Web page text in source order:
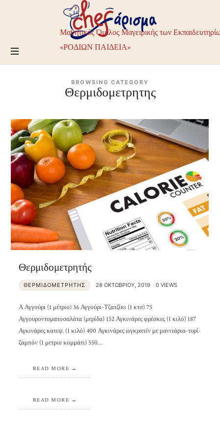
Chefarisma
–
Μαθητικός
Όμιλος
Μαγειρικής
Εκπαιδευτηρίων
ΡΟΔΙΩΝ
ΠΑΙΔΕΙΑ
Μαθητικός Όμιλος Μαγειρικής των
«ΡΟΔΙΩΝ ΠΑΙΔΕΙΑ»
BROWSING CATEGORY
Θερμιδομετρητης
Θερμιδομετρητής
ΘΕΡΜΙΔΟΜΕΤΡΗΤΗΣ 28 ΟΚΤΩΒΡΊΟΥ, 2019 0 VIEWS
Α Αγγούρι (1 μέτριο) 36 Αγγούρι-Τζατζίκι (1 κτσ) 75
Αγγουροντοματοσαλάτα (μερίδα) 152 Αγκινάρες φρέσκες (1 κιλό) 187
Αγκινάρες κατεψ. (1 κιλό) 400 Αγκινάρες ωγκρατέν με μανιτάρια-τυρί-
ζαμπόν (1 μετριο κομμάτι) 550…
READ MORE
READ MORE